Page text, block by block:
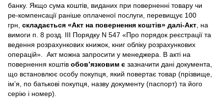
банку. Якщо сума коштів, виданих при поверненні товару чи
ре-компенсації раніше оплаченої послуги, перевищує 100
грн, складається «Акт на повернення коштів» далі-Акт , на
вимоги п. 8 розд. III Порядку N 547 «Про порядок реєстрації та
ведення розрахункових книжок, книг обліку розрахункових
операцій». Акт можна запросити у менеджера. В акті на
повернення коштів обов’язковим є зазначити дані документа,
що встановлює особу покупця, який повертає товар (прізвище,
ім’я, по батькові покупця, назву документу (паспорт) та його
серію і номер).